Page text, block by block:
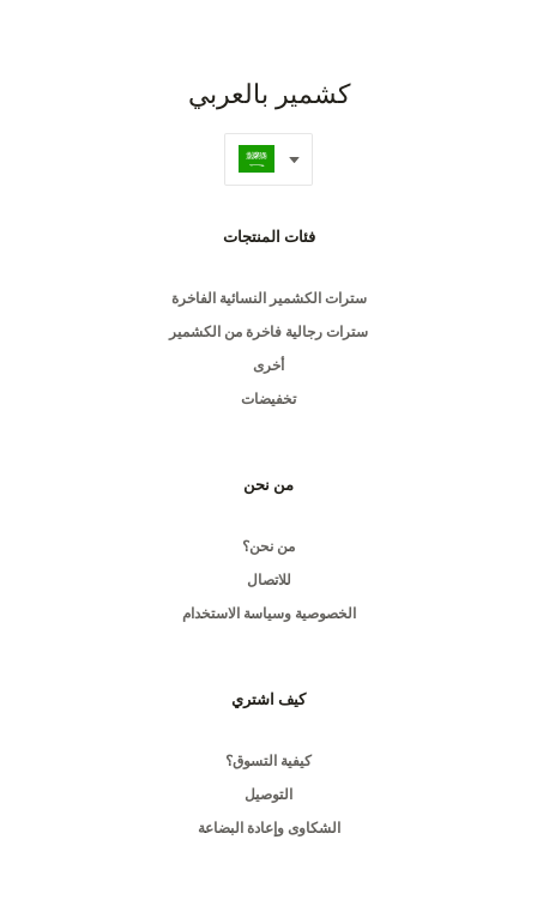
كشمير بالعربي
فئات المنتجات
سترات الكشمير النسائية الفاخرة
سترات رجالية فاخرة من الكشمير
أخرى
تخفيضات
من نحن
من نحن؟
للاتصال
الخصوصية وسياسة الاستخدام
كيف اشتري
كيفية التسوق؟
التوصيل
الشكاوى وإعادة البضاعة